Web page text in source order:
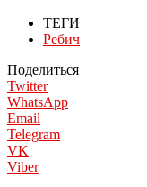
ТЕГИ
Ребич
Поделиться
Twitter
WhatsApp
Email
Telegram
VK
Viber